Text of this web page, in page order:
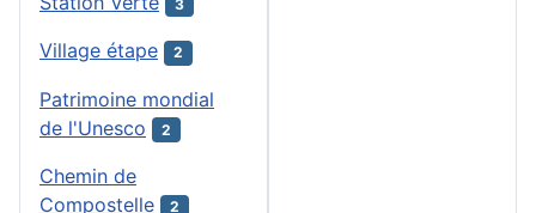
3
Village étape 2
Patrimoine mondial
de l'Unesco
2
Chemin de
Compostelle
2